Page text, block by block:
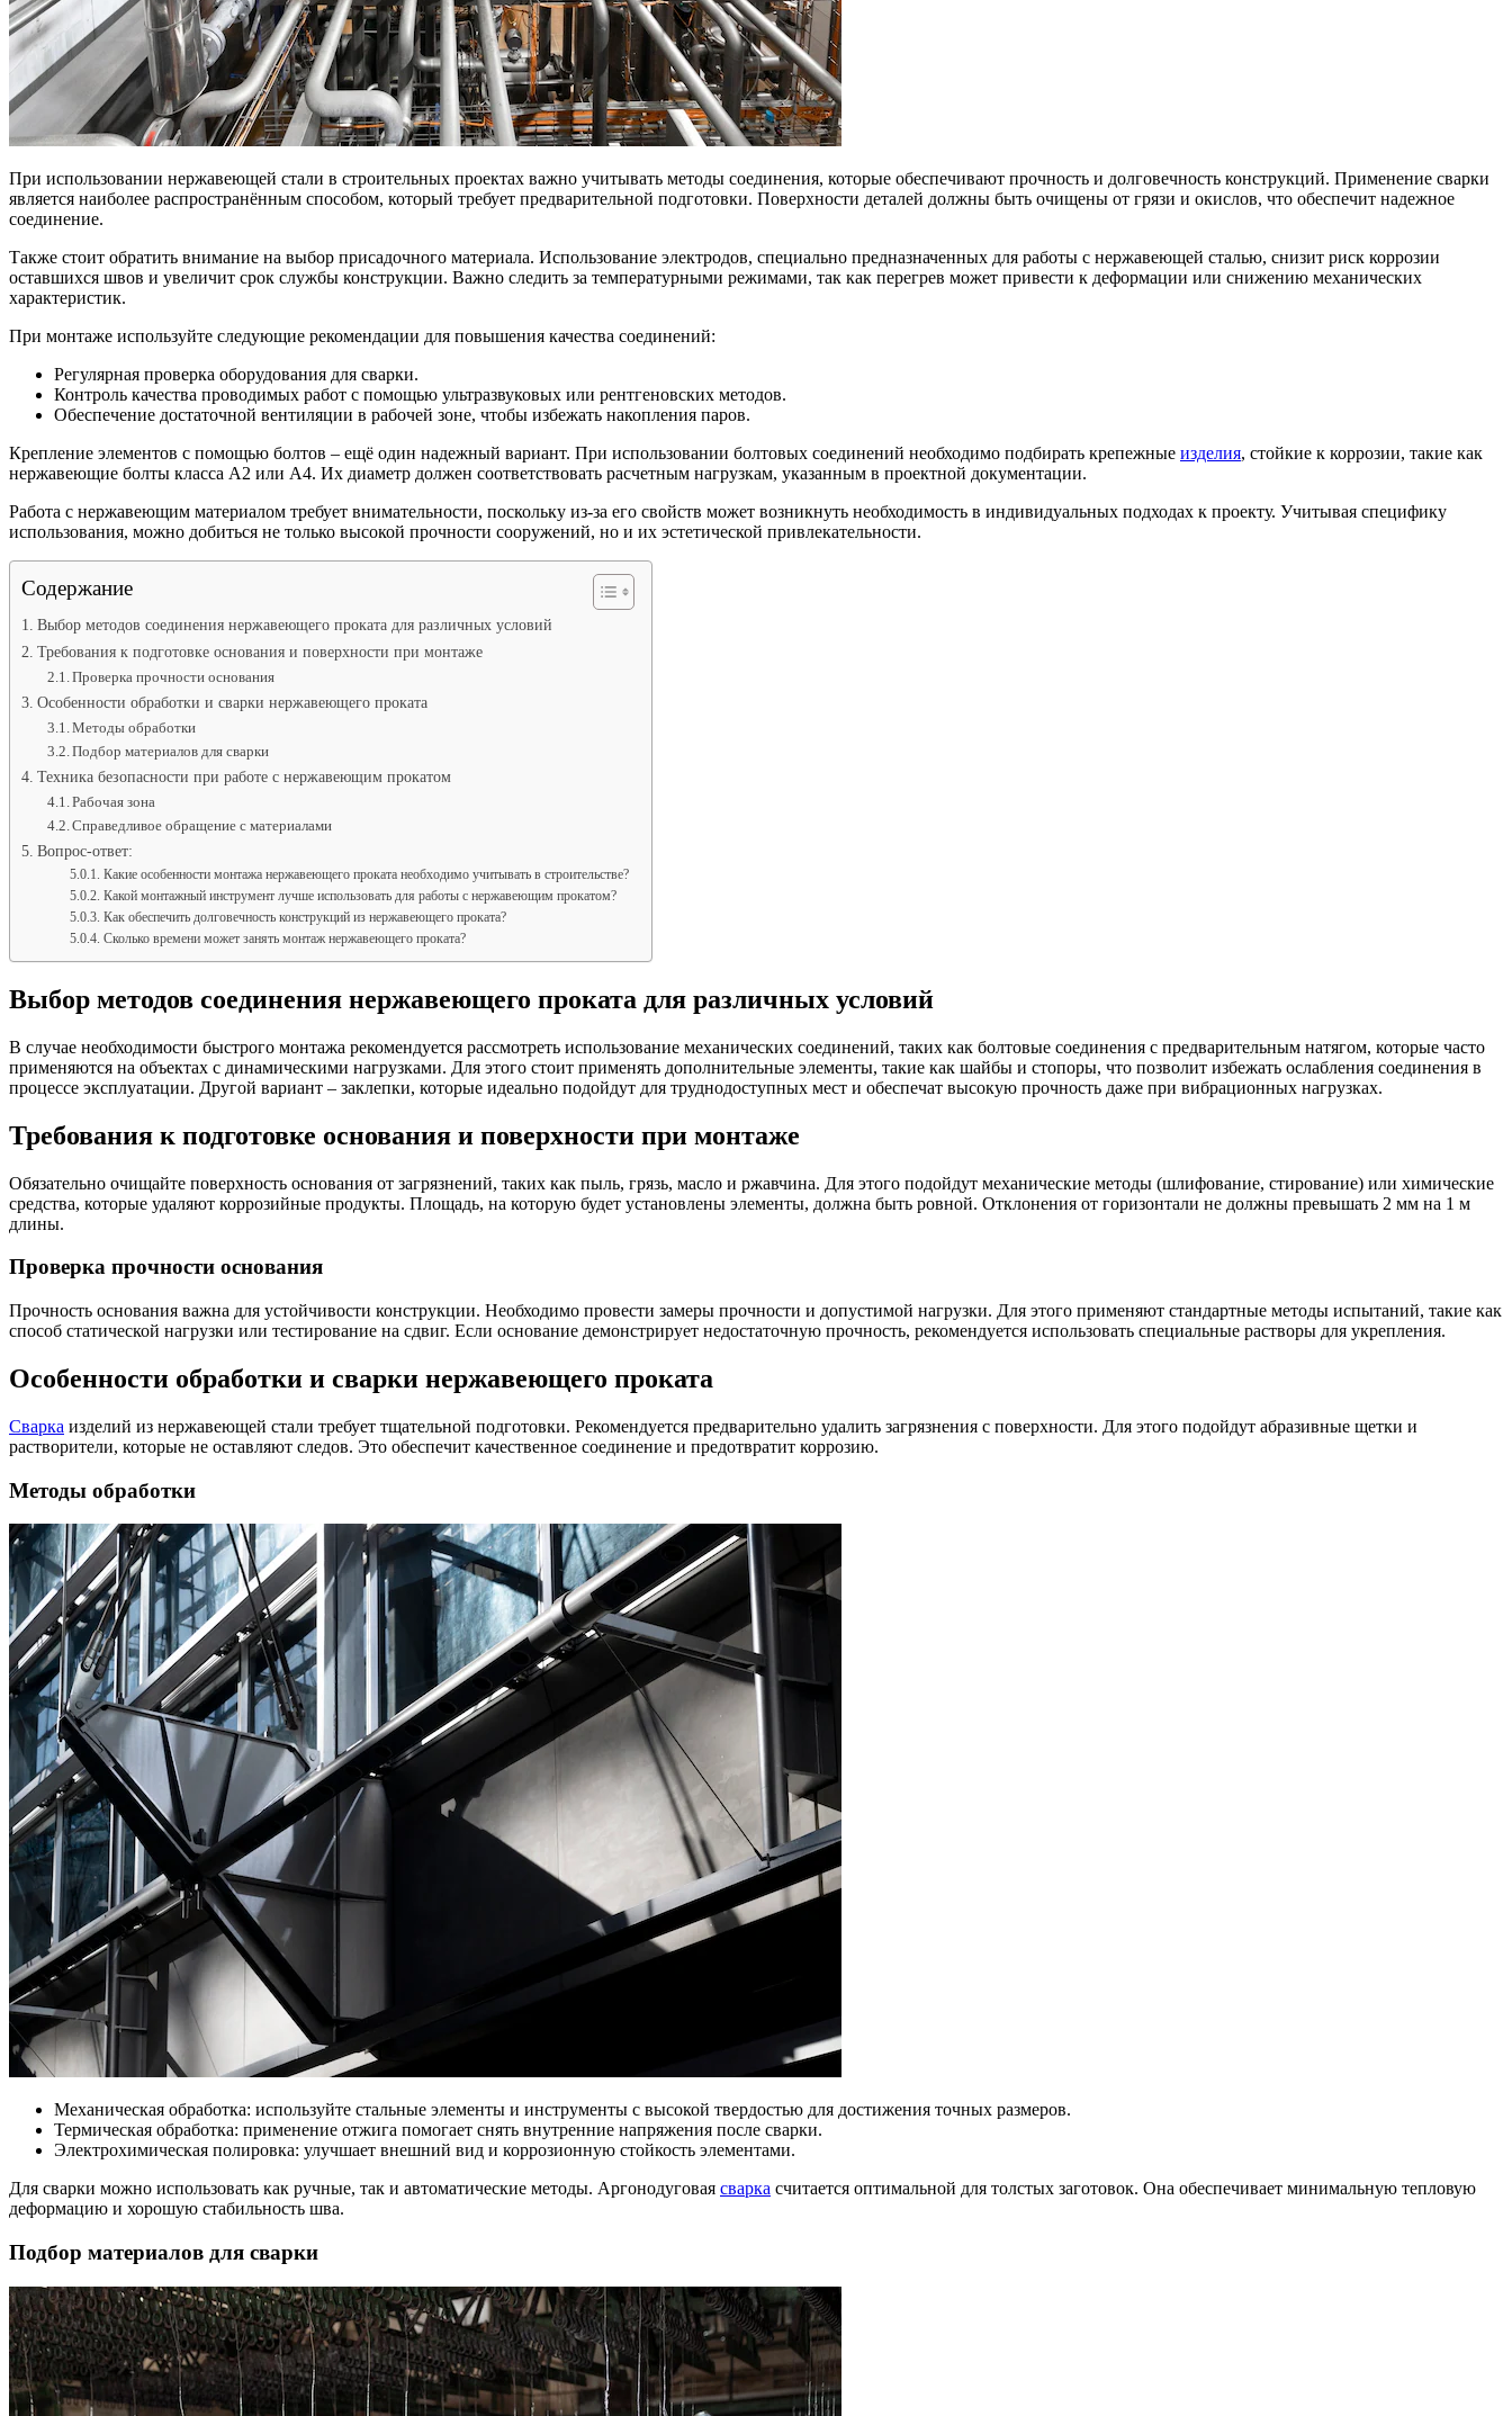
При использовании нержавеющей стали в строительных проектах важно учитывать методы соединения, которые обеспечивают прочность и долговечность конструкций. Применение сварки
является наиболее распространённым способом, который требует предварительной подготовки. Поверхности деталей должны быть очищены от грязи и окислов, что обеспечит надежное
соединение.
Также стоит обратить внимание на выбор присадочного материала. Использование электродов, специально предназначенных для работы с нержавеющей сталью, снизит риск коррозии
оставшихся швов и увеличит срок службы конструкции. Важно следить за температурными режимами, так как перегрев может привести к деформации или снижению механических
характеристик.
При монтаже используйте следующие рекомендации для повышения качества соединений:
Регулярная проверка оборудования для сварки.
Контроль качества проводимых работ с помощью ультразвуковых или рентгеновских методов.
Обеспечение достаточной вентиляции в рабочей зоне, чтобы избежать накопления паров.
Крепление элементов с помощью болтов – ещё один надежный вариант. При использовании болтовых соединений необходимо подбирать крепежные изделия, стойкие к коррозии, такие как
нержавеющие болты класса A2 или A4. Их диаметр должен соответствовать расчетным нагрузкам, указанным в проектной документации.
Работа с нержавеющим материалом требует внимательности, поскольку из-за его свойств может возникнуть необходимость в индивидуальных подходах к проекту. Учитывая специфику
использования, можно добиться не только высокой прочности сооружений, но и их эстетической привлекательности.
Содержание
Выбор методов соединения нержавеющего проката для различных условий
Требования к подготовке основания и поверхности при монтаже
Проверка прочности основания
Особенности обработки и сварки нержавеющего проката
Методы обработки
Подбор материалов для сварки
Техника безопасности при работе с нержавеющим прокатом
Рабочая зона
Справедливое обращение с материалами
Вопрос-ответ:
Какие особенности монтажа нержавеющего проката необходимо учитывать в строительстве?
Какой монтажный инструмент лучше использовать для работы с нержавеющим прокатом?
Как обеспечить долговечность конструкций из нержавеющего проката?
Сколько времени может занять монтаж нержавеющего проката?
Выбор методов соединения нержавеющего проката для различных условий
В случае необходимости быстрого монтажа рекомендуется рассмотреть использование механических соединений, таких как болтовые соединения с предварительным натягом, которые часто
применяются на объектах с динамическими нагрузками. Для этого стоит применять дополнительные элементы, такие как шайбы и стопоры, что позволит избежать ослабления соединения в
процессе эксплуатации. Другой вариант – заклепки, которые идеально подойдут для труднодоступных мест и обеспечат высокую прочность даже при вибрационных нагрузках.
Требования к подготовке основания и поверхности при монтаже
Обязательно очищайте поверхность основания от загрязнений, таких как пыль, грязь, масло и ржавчина. Для этого подойдут механические методы (шлифование, стирование) или химические
средства, которые удаляют коррозийные продукты. Площадь, на которую будет установлены элементы, должна быть ровной. Отклонения от горизонтали не должны превышать 2 мм на 1 м
длины.
Проверка прочности основания
Прочность основания важна для устойчивости конструкции. Необходимо провести замеры прочности и допустимой нагрузки. Для этого применяют стандартные методы испытаний, такие как
способ статической нагрузки или тестирование на сдвиг. Если основание демонстрирует недостаточную прочность, рекомендуется использовать специальные растворы для укрепления.
Особенности обработки и сварки нержавеющего проката
Сварка изделий из нержавеющей стали требует тщательной подготовки. Рекомендуется предварительно удалить загрязнения с поверхности. Для этого подойдут абразивные щетки и
растворители, которые не оставляют следов. Это обеспечит качественное соединение и предотвратит коррозию.
Методы обработки
Механическая обработка: используйте стальные элементы и инструменты с высокой твердостью для достижения точных размеров.
Термическая обработка: применение отжига помогает снять внутренние напряжения после сварки.
Электрохимическая полировка: улучшает внешний вид и коррозионную стойкость элементами.
Для сварки можно использовать как ручные, так и автоматические методы. Аргонодуговая сварка считается оптимальной для толстых заготовок. Она обеспечивает минимальную тепловую
деформацию и хорошую стабильность шва.
Подбор материалов для сварки